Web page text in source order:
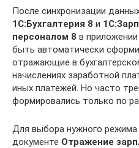
После синхронизации
1C:Бухгалтерия 8 и
персоналом 8 в приложении
быть автоматически
отражающие в
начислениях заработной
иных платежей. Но часто
формировались только по
Для выбора нужного
документе Отражение